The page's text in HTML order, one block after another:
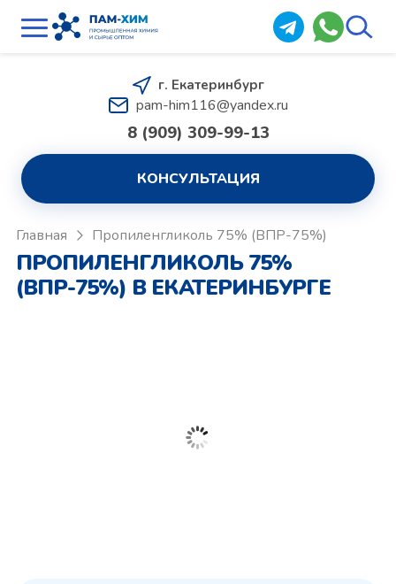
г. Екатеринбург
pam-him116@yandex.ru
8 (909) 309-99-13
КОНСУЛЬТАЦИЯ
Главная Пропиленгликоль 75% (ВПР-75%)
ПРОПИЛЕНГЛИКОЛЬ 75%
(ВПР-75%) В ЕКАТЕРИНБУРГЕ